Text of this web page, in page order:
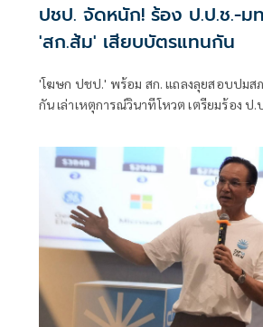
ปชป. จัดหนัก! ร้อง ป.ป.ช.-ม
'สก.ส้ม' เสียบบัตรแทนกัน
'โฆษก ปชป.' พร้อม สก. แถลงลุยสอบปมส
กัน เล่าเหตุการณ์วินาทีโหวต เตรียมร้อง ป.